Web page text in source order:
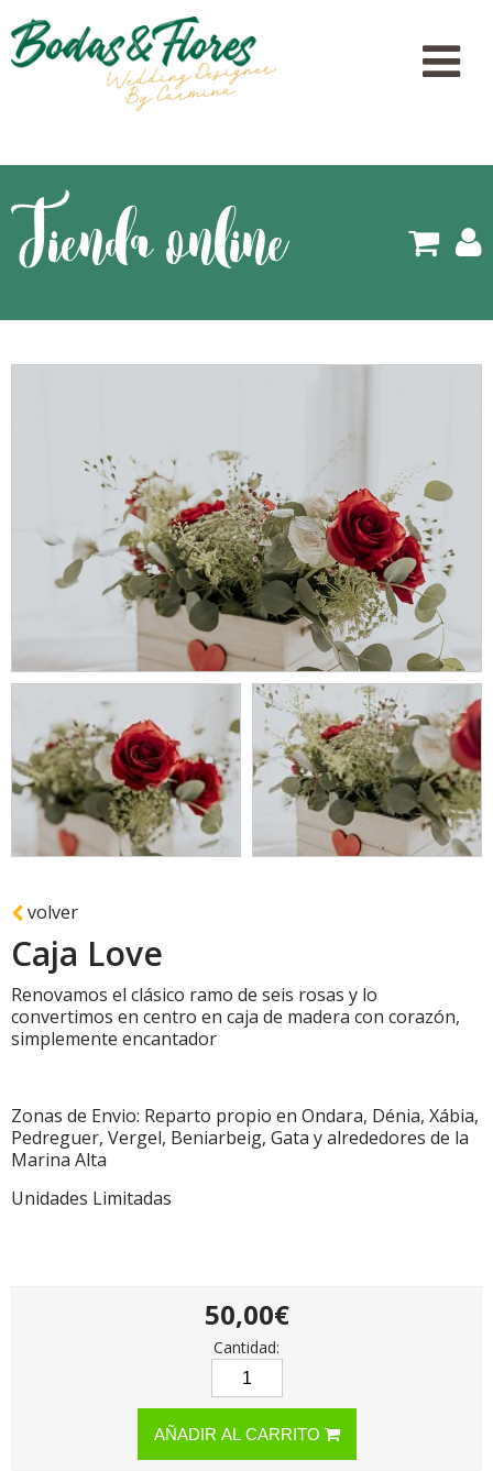
Tienda online
volver
Caja Love
Renovamos el clásico ramo de seis rosas y lo
convertimos en centro en caja de madera con corazón,
simplemente encantador
Zonas de Envio: Reparto propio en Ondara, Dénia, Xábia,
Pedreguer, Vergel, Beniarbeig, Gata y alrededores de la
Marina Alta
Unidades Limitadas
50,00€
Cantidad:
AÑADIR AL CARRITO